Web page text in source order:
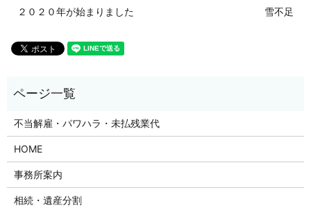
２０２０年が始まりました 雪不足
不当解雇・パワハラ・未払残業代
HOME
事務所案内
相続・遺産分割